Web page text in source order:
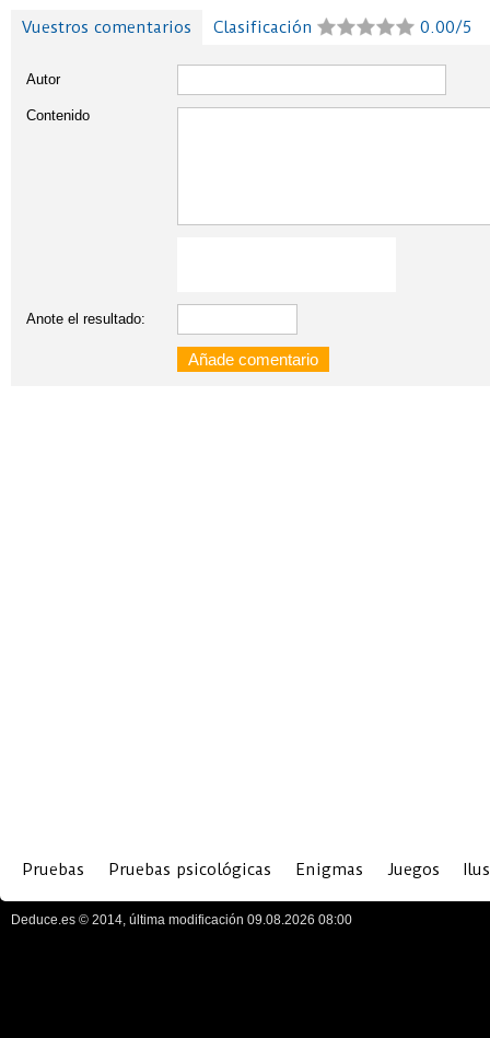
Vuestros comentarios Clasificación 0.00/5
Autor
Contenido
Anote el resultado:
Pruebas Pruebas psicológicas Enigmas Juegos
Deduce.es © 2014, última modificación 09.08.2026 08:00